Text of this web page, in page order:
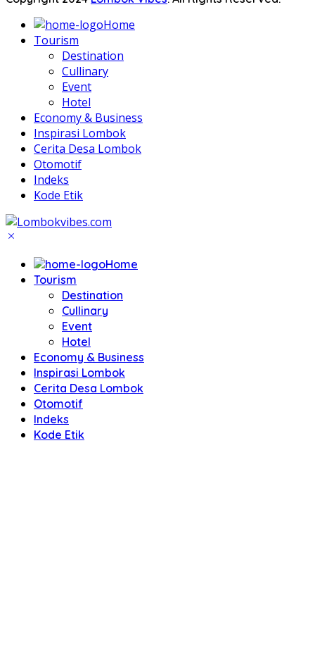
Home
Tourism
Destination
Cullinary
Event
Hotel
Economy & Business
Inspirasi Lombok
Cerita Desa Lombok
Otomotif
Indeks
Kode Etik
Home
Tourism
Destination
Cullinary
Event
Hotel
Economy & Business
Inspirasi Lombok
Cerita Desa Lombok
Otomotif
Indeks
Kode Etik